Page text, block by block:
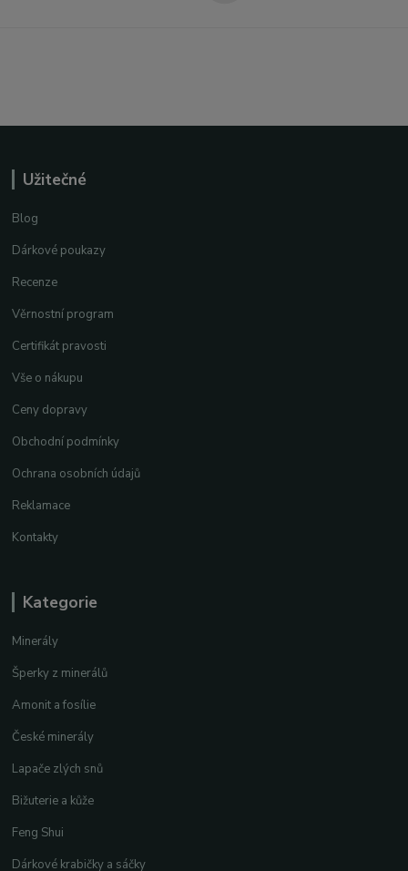
Užitečné
Blog
Dárkové poukazy
Recenze
Věrnostní program
Certifikát pravosti
Vše o nákupu
Ceny dopravy
Obchodní podmínky
Ochrana osobních údajů
Reklamace
Kontakty
Kategorie
Minerály
Šperky z minerálů
Amonit a fosílie
České minerály
Lapače zlých snů
Bižuterie a kůže
Feng Shui
Dárkové krabičky a sáčky